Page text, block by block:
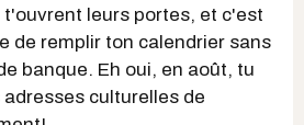
t'ouvrent leurs portes, et c'est
de remplir ton calendrier sans
banque. Eh oui, en août, tu
culturelles de